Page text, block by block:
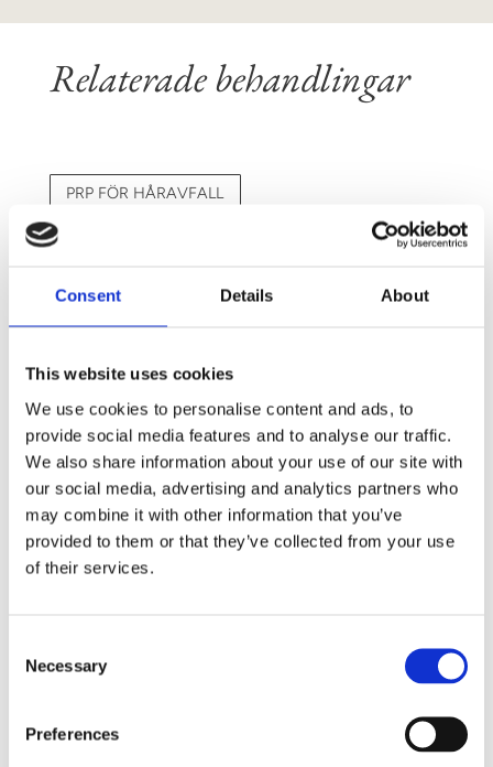
Consent Details About
This website uses cookies
We use cookies to personalise content and ads, to
provide social media features and to analyse our traffic.
We also share information about your use of our site with
our social media, advertising and analytics partners who
may combine it with other information that you’ve
provided to them or that they’ve collected from your use
of their services.
Selection
Necessary
Preferences
Relaterade behandlingar
PRP FÖR HÅRAVFALL
FILLERS
Vad är Sunekos?
Hur kan jag bli av med mörka